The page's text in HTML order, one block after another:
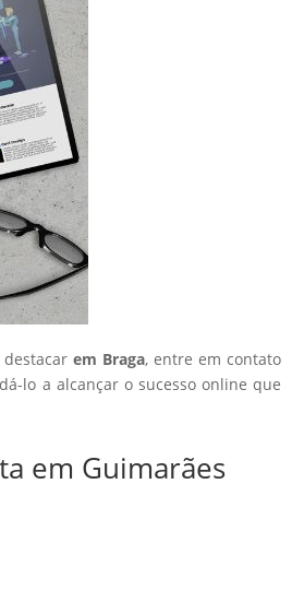
em Braga, entre em contato
lo a alcançar o sucesso online que
em Guimarães